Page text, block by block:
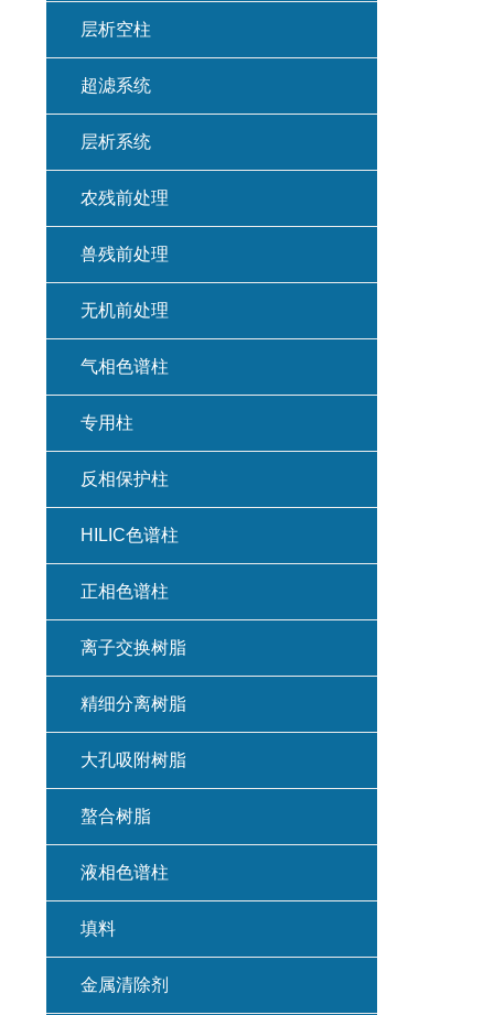
层析空柱
超滤系统
层析系统
农残前处理
兽残前处理
无机前处理
气相色谱柱
专用柱
反相保护柱
HILIC色谱柱
正相色谱柱
离子交换树脂
精细分离树脂
大孔吸附树脂
螯合树脂
液相色谱柱
填料
金属清除剂